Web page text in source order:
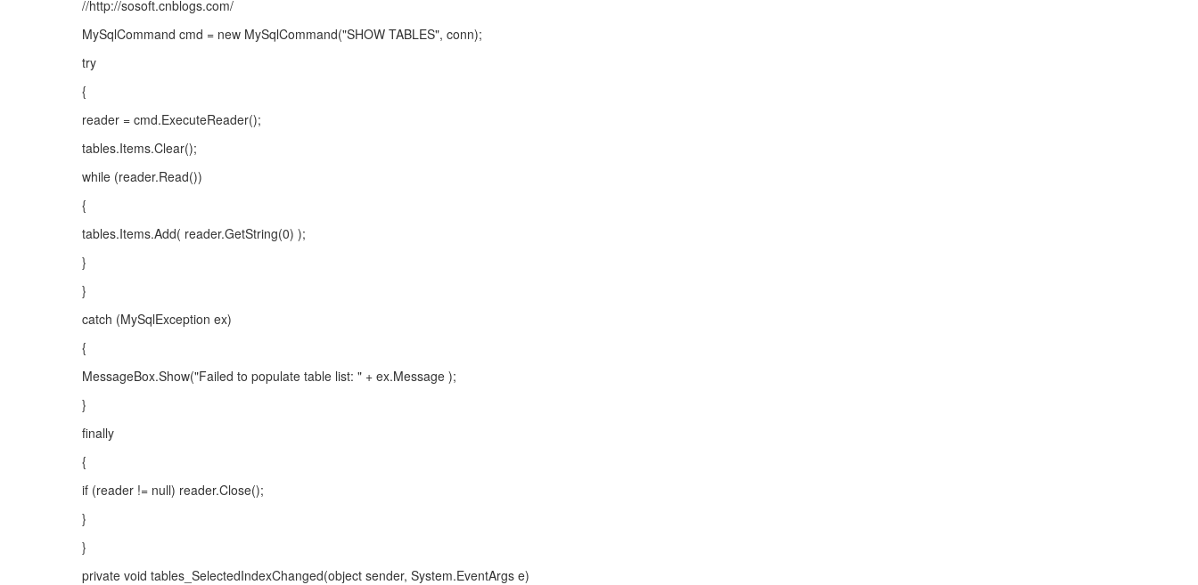
//http://sosoft.cnblogs.com/
MySqlCommand cmd = new MySqlCommand("SHOW TABLES", conn);
try
{
reader = cmd.ExecuteReader();
tables.Items.Clear();
while (reader.Read())
{
tables.Items.Add( reader.GetString(0) );
}
}
catch (MySqlException ex)
{
MessageBox.Show("Failed to populate table list: " + ex.Message );
}
finally
{
if (reader != null) reader.Close();
}
}
private void tables_SelectedIndexChanged(object sender, System.EventArgs e)